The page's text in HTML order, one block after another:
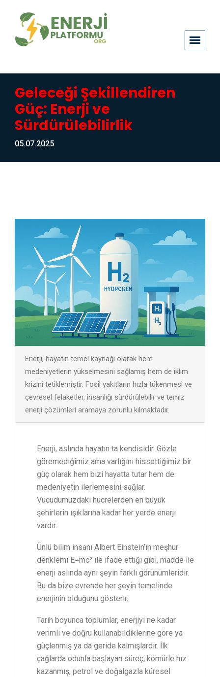
Geleceği Şekillendiren
Güç: Enerji ve
Sürdürülebilirlik
05.07.2025
Enerji, hayatın temel kaynağı olarak hem
medeniyetlerin yükselmesini sağlamış hem de iklim
krizini tetiklemiştir. Fosil yakıtların hızla tükenmesi ve
çevresel felaketler, insanlığı sürdürülebilir ve temiz
enerji çözümleri aramaya zorunlu kılmaktadır.
Enerji, aslında hayatın ta kendisidir. Gözle
göremediğimiz ama varlığını hissettiğimiz bir
güç olarak hem bizi hayatta tutar hem de
medeniyetin ilerlemesini sağlar.
Vücudumuzdaki hücrelerden en büyük
şehirlerin ışıklarına kadar her yerde enerji
vardır.
Ünlü bilim insanı Albert Einstein’ın meşhur
denklemi E=mc² ile ifade ettiği gibi, madde ile
enerji aslında aynı şeyin farklı görünümleridir.
Bu da bize evrende her şeyin temelinde
enerjinin olduğunu gösterir.
Tarih boyunca toplumlar, enerjiyi ne kadar
verimli ve doğru kullanabildiklerine göre ya
güçlenmiş ya da geride kalmışlardır. İlk
çağlarda odunla başlayan süreç, kömürle hız
kazanmış, petrol ve doğalgazla küresel